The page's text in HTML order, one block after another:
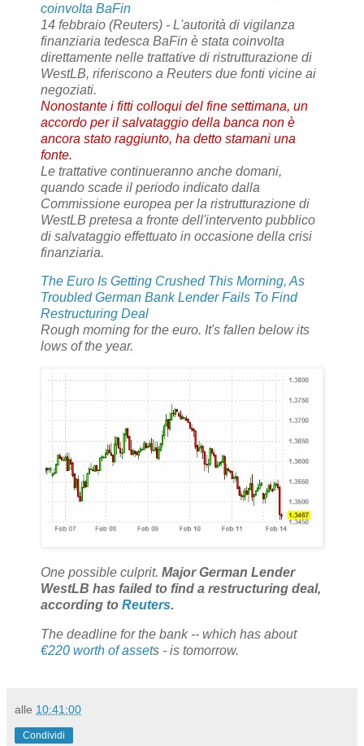
coinvolta BaFin
14 febbraio (Reuters) - L'autorità di vigilanza
finanziaria tedesca BaFin è stata coinvolta
direttamente nelle trattative di ristrutturazione di
WestLB, riferiscono a Reuters due fonti vicine ai
negoziati.
Nonostante i fitti colloqui del fine settimana, un
accordo per il salvataggio della banca non è
ancora stato raggiunto, ha detto stamani una
fonte.
Le trattative continueranno anche domani,
quando scade il periodo indicato dalla
Commissione europea per la ristrutturazione di
WestLB pretesa a fronte dell'intervento pubblico
di salvataggio effettuato in occasione della crisi
finanziaria.
The Euro Is Getting Crushed This Morning, As
Troubled German Bank Lender Fails To Find
Restructuring Deal
Rough morning for the euro. It's fallen below its
lows of the year.
One possible culprit. Major German Lender
WestLB has failed to find a restructuring deal,
according to Reuters.
The deadline for the bank -- which has about
€220 worth of assets - is tomorrow.
alle 10:41:00
Condividi